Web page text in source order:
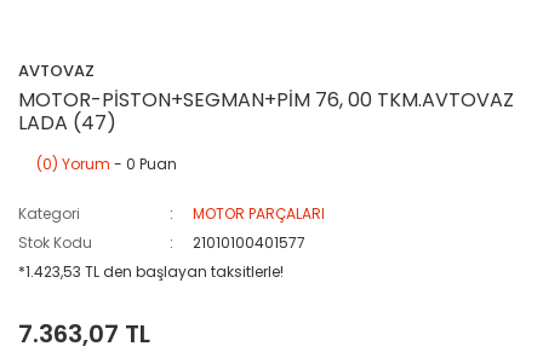
AVTOVAZ
MOTOR-PİSTON+SEGMAN+PİM 76, 00 TKM.AVTOVAZ
LADA (47)
(0) Yorum - 0 Puan
Kategori
MOTOR PARÇALARI
Stok Kodu
21010100401577
*1.423,53 TL den başlayan taksitlerle!
7.363,07 TL